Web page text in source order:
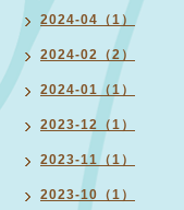
2024-04（1）
2024-02（2）
2024-01（1）
2023-12（1）
2023-11（1）
2023-10（1）